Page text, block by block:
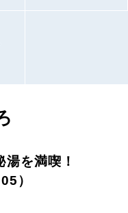
を満喫！
）